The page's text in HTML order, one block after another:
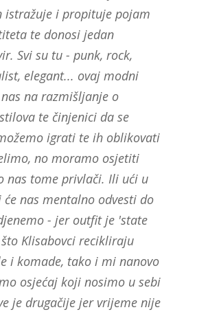
istražuje i propituje pojam
te donosi jedan
Svi su tu - punk, rock,
elegant... ovaj modni
na razmišljanje o
te činjenici da se
igrati te ih oblikovati
no moramo osjetiti
nas tome privlači. Ili ući u
nas mentalno odvesti do
- jer outfit je 'state
Klisabovci recikliraju
i komade, tako i mi nanovo
osjećaj koji nosimo u sebi
je drugačije jer vrijeme nije